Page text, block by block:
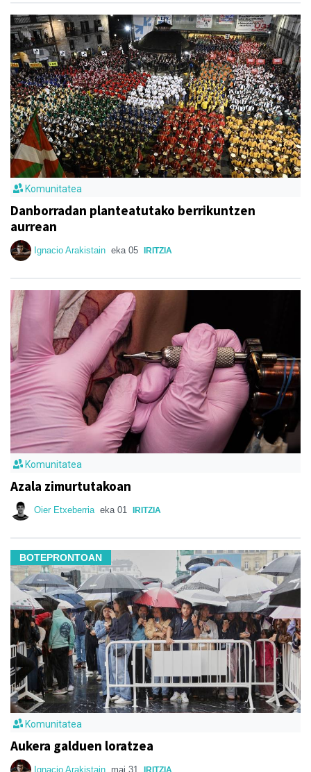
Komunitatea
Danborradan planteatutako berrikuntzen
aurrean
Ignacio Arakistain eka 05 IRITZIA
Komunitatea
Azala zimurtutakoan
Oier Etxeberria eka 01 IRITZIA
BOTEPRONTOAN
Komunitatea
Aukera galduen loratzea
Ignacio Arakistain mai 31 IRITZIA